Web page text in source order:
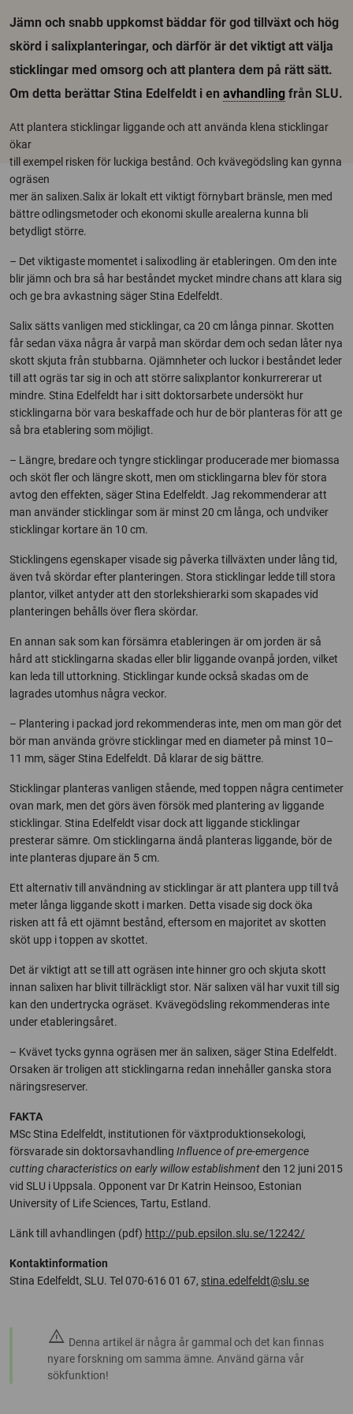
Jämn och snabb uppkomst bäddar för god tillväxt och hög
skörd i salixplanteringar, och därför är det viktigt att välja
sticklingar med omsorg och att plantera dem på rätt sätt.
Om detta berättar Stina Edelfeldt i en avhandling från SLU.
Att plantera sticklingar liggande och att använda klena sticklingar
ökar
till exempel risken för luckiga bestånd. Och kvävegödsling kan gynna
ogräsen
mer än salixen.Salix är lokalt ett viktigt förnybart bränsle, men med
bättre odlingsmetoder och ekonomi skulle arealerna kunna bli
betydligt större.
– Det viktigaste momentet i salixodling är etableringen. Om den inte
blir jämn och bra så har beståndet mycket mindre chans att klara sig
och ge bra avkastning säger Stina Edelfeldt.
Salix sätts vanligen med sticklingar, ca 20 cm långa pinnar. Skotten
får sedan växa några år varpå man skördar dem och sedan låter nya
skott skjuta från stubbarna. Ojämnheter och luckor i beståndet leder
till att ogräs tar sig in och att större salixplantor konkurrererar ut
mindre. Stina Edelfeldt har i sitt doktorsarbete undersökt hur
sticklingarna bör vara beskaffade och hur de bör planteras för att ge
så bra etablering som möjligt.
– Längre, bredare och tyngre sticklingar producerade mer biomassa
och sköt fler och längre skott, men om sticklingarna blev för stora
avtog den effekten, säger Stina Edelfeldt. Jag rekommenderar att
man använder sticklingar som är minst 20 cm långa, och undviker
sticklingar kortare än 10 cm.
Sticklingens egenskaper visade sig påverka tillväxten under lång tid,
även två skördar efter planteringen. Stora sticklingar ledde till stora
plantor, vilket antyder att den storlekshierarki som skapades vid
planteringen behålls över flera skördar.
En annan sak som kan försämra etableringen är om jorden är så
hård att sticklingarna skadas eller blir liggande ovanpå jorden, vilket
kan leda till uttorkning. Sticklingar kunde också skadas om de
lagrades utomhus några veckor.
– Plantering i packad jord rekommenderas inte, men om man gör det
bör man använda grövre sticklingar med en diameter på minst 10–
11 mm, säger Stina Edelfeldt. Då klarar de sig bättre.
Sticklingar planteras vanligen stående, med toppen några centimeter
ovan mark, men det görs även försök med plantering av liggande
sticklingar. Stina Edelfeldt visar dock att liggande sticklingar
presterar sämre. Om sticklingarna ändå planteras liggande, bör de
inte planteras djupare än 5 cm.
Ett alternativ till användning av sticklingar är att plantera upp till två
meter långa liggande skott i marken. Detta visade sig dock öka
risken att få ett ojämnt bestånd, eftersom en majoritet av skotten
sköt upp i toppen av skottet.
Det är viktigt att se till att ogräsen inte hinner gro och skjuta skott
innan salixen har blivit tillräckligt stor. När salixen väl har vuxit till sig
kan den undertrycka ogräset. Kvävegödsling rekommenderas inte
under etableringsåret.
– Kvävet tycks gynna ogräsen mer än salixen, säger Stina Edelfeldt.
Orsaken är troligen att sticklingarna redan innehåller ganska stora
näringsreserver.
FAKTA
MSc Stina Edelfeldt, institutionen för växtproduktionsekologi,
försvarade sin doktorsavhandling Influence of pre-emergence
cutting characteristics on early willow establishmentden 12 juni 2015
vid SLU i Uppsala. Opponent var Dr Katrin Heinsoo, Estonian
University of Life Sciences, Tartu, Estland.
Länk till avhandlingen (pdf) http://pub.epsilon.slu.se/12242/
Kontaktinformation
Stina Edelfeldt, SLU. Tel 070-616 01 67, stina.edelfeldt@slu.se
warning Denna artikel är några år gammal och det kan finnas
nyare forskning om samma ämne. Använd gärna vår
sökfunktion!